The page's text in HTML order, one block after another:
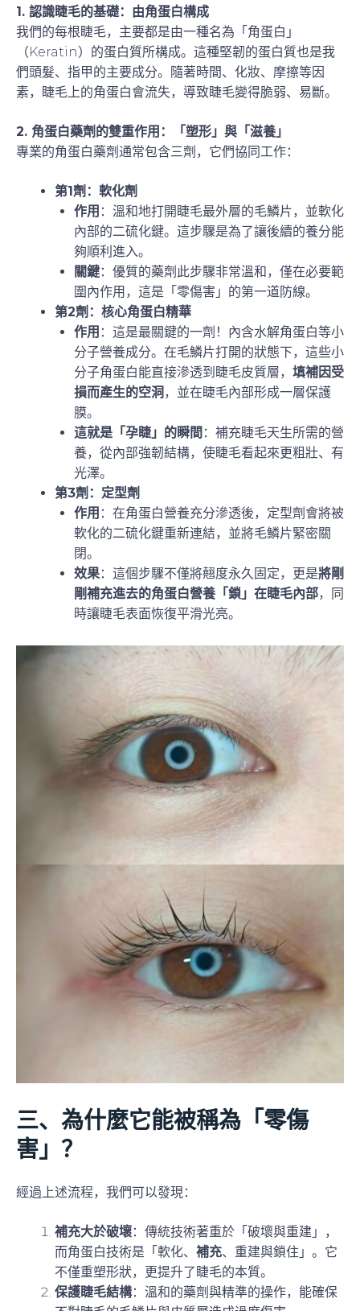
1. 認識睫毛的基礎：由角蛋白構成
我們的每根睫毛，主要都是由一種名為「角蛋白」
（Keratin）的蛋白質所構成。這種堅韌的蛋白質也是我
們頭髮、指甲的主要成分。隨著時間、化妝、摩擦等因
素，睫毛上的角蛋白會流失，導致睫毛變得脆弱、易斷。
2. 角蛋白藥劑的雙重作用：「塑形」與「滋養」
專業的角蛋白藥劑通常包含三劑，它們協同工作：
第1劑：軟化劑
作用 ：溫和地打開睫毛最外層的毛鱗片，並軟化
內部的二硫化鍵。這步驟是為了讓後續的養分能
夠順利進入。
關鍵：優質的藥劑此步驟非常溫和，僅在必要範
圍內作用，這是「零傷害」的第一道防線。
第2劑：核心角蛋白精華
作用 ：這是最關鍵的一劑！內含水解角蛋白等小
分子營養成分。在毛鱗片打開的狀態下，這些小
分子角蛋白能直接滲透到睫毛皮質層， 填補因受
損而產生的空洞 ，並在睫毛內部形成一層保護
膜。
這就是「孕睫」的瞬間 ：補充睫毛天生所需的營
養，從內部強韌結構，使睫毛看起來更粗壯、有
光澤。
第3劑：定型劑
作用 ：在角蛋白營養充分滲透後，定型劑會將被
軟化的二硫化鍵重新連結，並將毛鱗片緊密關
閉。
效果：這個步驟不僅將翹度永久固定，更是將剛
剛補充進去的角蛋白營養「鎖」在睫毛內部，同
時讓睫毛表面恢復平滑光亮。
三、為什麼它能被稱為「零傷
害」？
經過上述流程，我們可以發現：
補充大於破壞：傳統技術著重於「破壞與重建」，
而角蛋白技術是「軟化、 補充、重建與鎖住」。它
不僅重塑形狀，更提升了睫毛的本質。
保護睫毛結構：溫和的藥劑與精準的操作，能確保